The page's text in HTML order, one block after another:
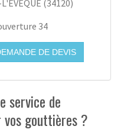
(34120)
34
DE DEVIS
service de
gouttières ?